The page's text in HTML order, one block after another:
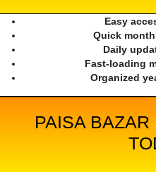
Easy
Quick
Daily
Fast-loading
Organized
PAISA BAZAR